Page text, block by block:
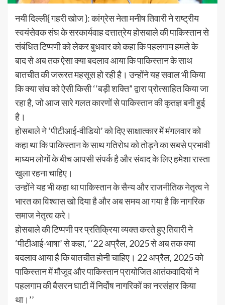
नयी दिल्ली{ गहरी खोज }: कांग्रेस नेता मनीष तिवारी ने राष्ट्रीय
स्वयंसेवक संघ के सरकार्यवाह दत्तात्रेय होसबाले की पाकिस्तान से
संबंधित टिप्पणी को लेकर बुधवार को कहा कि पहलगाम हमले के
बाद से अब तक ऐसा क्या बदलाव आया कि पाकिस्तान के साथ
बातचीत की जरूरत महसूस हो रही है। उन्होंने यह सवाल भी किया
कि क्या संघ को ऐसी किसी ‘‘बड़ी शक्ति” द्वारा प्रोत्साहित किया जा
रहा है, जो आज सारे गलत कारणों से पाकिस्तान की कृतज्ञ बनी हुई
है।
होसबाले ने ‘पीटीआई-वीडियो’ को दिए साक्षात्कार में मंगलवार को
कहा था कि पाकिस्तान के साथ गतिरोध को तोड़ने का सबसे प्रभावी
माध्यम लोगों के बीच आपसी संपर्क है और संवाद के लिए हमेशा रास्ता
खुला रहना चाहिए।
उन्होंने यह भी कहा था पाकिस्तान के सैन्य और राजनीतिक नेतृत्व ने
भारत का विश्वास खो दिया है और अब समय आ गया है कि नागरिक
समाज नेतृत्व करे।
होसबाले की टिप्पणी पर प्रतिक्रिया व्यक्त करते हुए तिवारी ने
‘पीटीआई-भाषा’ से कहा, ‘‘22 अप्रैल, 2025 से अब तक क्या
बदलाव आया है कि बातचीत होनी चाहिए। 22 अप्रैल, 2025 को
पाकिस्तान में मौजूद और पाकिस्तान प्रायोजित आतंकवादियों ने
पहलगाम की बैसरन घाटी में निर्दोष नागरिकों का नरसंहार किया
था।’’